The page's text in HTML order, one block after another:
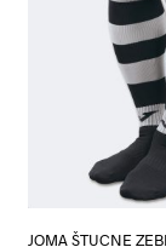
JOMA ŠTUCNE